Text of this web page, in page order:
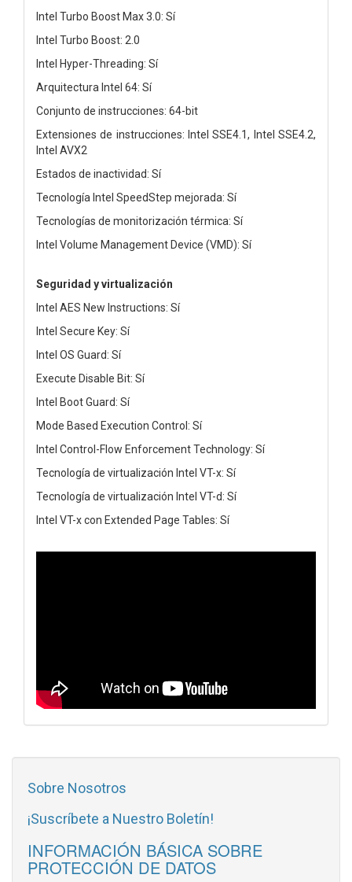
Intel Turbo Boost Max 3.0: Sí
Intel Turbo Boost: 2.0
Intel Hyper-Threading: Sí
Arquitectura Intel 64: Sí
Conjunto de instrucciones: 64-bit
Extensiones de instrucciones: Intel SSE4.1, Intel SSE4.2,
Intel AVX2
Estados de inactividad: Sí
Tecnología Intel SpeedStep mejorada: Sí
Tecnologías de monitorización térmica: Sí
Intel Volume Management Device (VMD): Sí
Seguridad y virtualización
Intel AES New Instructions: Sí
Intel Secure Key: Sí
Intel OS Guard: Sí
Execute Disable Bit: Sí
Intel Boot Guard: Sí
Mode Based Execution Control: Sí
Intel Control-Flow Enforcement Technology: Sí
Tecnología de virtualización Intel VT-x: Sí
Tecnología de virtualización Intel VT-d: Sí
Intel VT-x con Extended Page Tables: Sí
Sobre Nosotros
¡Suscríbete a Nuestro Boletín!
INFORMACIÓN BÁSICA SOBRE
PROTECCIÓN DE DATOS